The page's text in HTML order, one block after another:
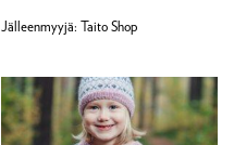
4.5
Jälleenmyyjä: Taito Shop